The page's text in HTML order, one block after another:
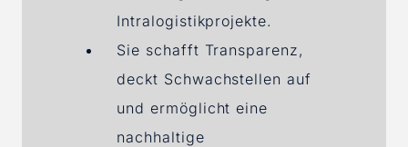
Intralogistikprojekte.
Sie schafft Transparenz,
deckt Schwachstellen auf
und ermöglicht eine
nachhaltige